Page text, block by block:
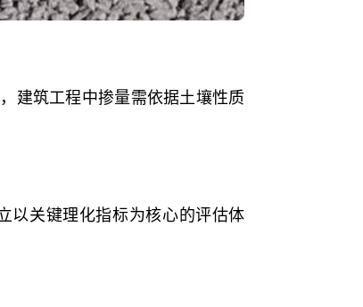
建筑工程中掺量需依据土壤性质
以关键理化指标为核心的评估体